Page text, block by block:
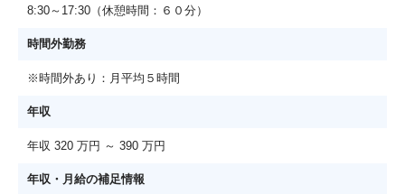
8:30～17:30（休憩時間：６０分）
時間外勤務
※時間外あり：月平均５時間
年収
年収 320 万円 ～ 390 万円
年収・月給の補足情報